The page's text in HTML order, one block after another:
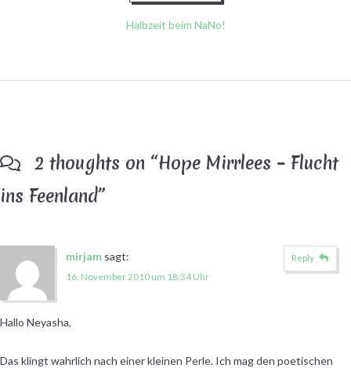
Halbzeit beim NaNo!
2 thoughts on “Hope Mirrlees – Flucht
ins Feenland”
mirjam sagt:
16. November 2010 um 18:34 Uhr
Hallo Neyasha,
Das klingt wahrlich nach einer kleinen Perle. Ich mag den poetischen
Reply